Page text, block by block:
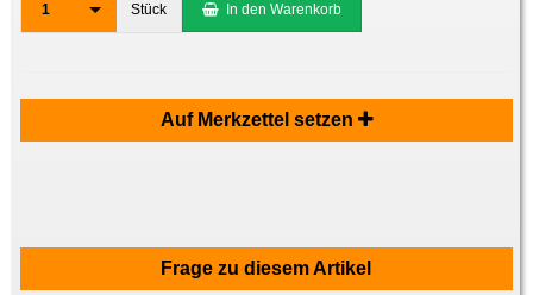
1 Stück In den Warenkorb
Auf Merkzettel setzen
Frage zu diesem Artikel